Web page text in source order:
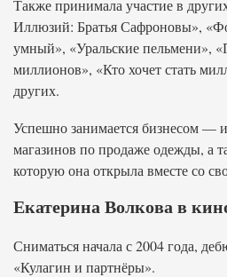
Также принимала участие в
Иллюзий: Братья Сафроновы»,
умный», «Уральские пельмени»,
миллионов», «Кто хочет стать
других.
Успешно занимается бизнесом —
магазинов по продаже одежды, а
которую она открыла вместе со
Екатерина Волкова в
Сниматься начала с 2004 года,
«Кулагин и партнёры».